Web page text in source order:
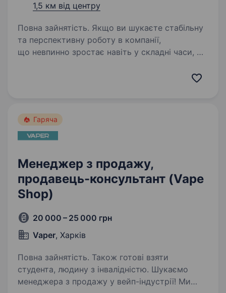
1,5 км від центру
Повна зайнятість. Якщо ви шукаєте стабільну
та перспективну роботу в компанії,
що невпинно зростає навіть у складні часи, —
Гаряча
Менеджер з продажу,
продавець-консультант (Vape
Shop)
20 000 – 25 000 грн
Vaper, Харків
Повна зайнятість. Також готові взяти
студента, людину з інвалідністю. Шукаємо
менеджера з продажу у вейп-індустрії! Ми